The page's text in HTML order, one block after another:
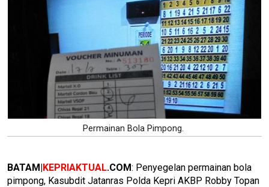
Permainan Bola Pimpong.
BATAM|KEPRIAKTUAL.COM: Penyegelan permainan bola
pimpong, Kasubdit Jatanras Polda Kepri AKBP Robby Topan